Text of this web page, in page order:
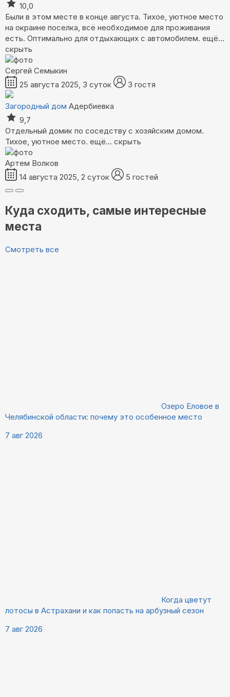
10,0
Были в этом месте в конце августа. Тихое, уютное место
на окраине поселка, всё необходимое для проживания
есть. Оптимально для отдыхающих с автомобилем. ещё...
скрыть
Сергей Семыкин
25 августа 2025, 3 суток
3 гостя
Загородный дом Адербиевка
9,7
Отдельный домик по соседству с хозяйским домом.
Тихое, уютное место. ещё... скрыть
Артем Волков
14 августа 2025, 2 суток
5 гостей
Куда сходить, самые интересные
места
Смотреть все
Озеро Еловое в
Челябинской области: почему это особенное место
7 авг 2026
Когда цветут
лотосы в Астрахани и как попасть на арбузный сезон
7 авг 2026